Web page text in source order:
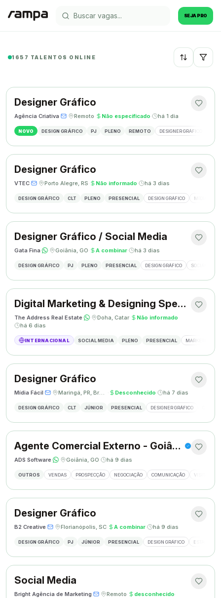
SEJA PRO
1657 TALENTOS ONLINE Recentes
Designer Gráfico
Agência Criativa· · Remoto· Não especificado· há 1 dia
NOVO DESIGN GRÁFICO PJ PLENO REMOTO DESIGNER GRÁFICO
Designer Gráfico
VTEC· · Porto Alegre, RS· Não informado· há 3 dias
DESIGN GRÁFICO CLT PLENO PRESENCIAL DESIGN GRÁFICO MÍDIAS
Designer Gráfico / Social Media
Gata Fina· · Goiânia, GO· A combinar· há 3 dias
DESIGN GRÁFICO PJ PLENO PRESENCIAL DESIGN GRÁFICO SOCIAL
Digital Marketing & Designing Specialist
The Address Real Estate· · Doha, Catar· Não informado·
há 6 dias
INTERNACIONAL SOCIAL MEDIA PLENO PRESENCIAL MARKETING
Designer Gráfico
Mídia Fácil· · Maringá, PR, Brasil · Desconhecido· há 7 dias
DESIGN GRÁFICO CLT JÚNIOR PRESENCIAL DESIGNER GRÁFICO
Agente Comercial Externo - Goiânia
ADS Software· · Goiânia, GO· há 9 dias
OUTROS VENDAS PROSPECÇÃO NEGOCIAÇÃO COMUNICAÇÃO VISITAS
Designer Gráfico
B2 Creative· · Florianópolis, SC· A combinar· há 9 dias
DESIGN GRÁFICO PJ JÚNIOR PRESENCIAL DESIGN GRÁFICO ESTÁGIO
Social Media
Bright Agência de Marketing· · Remoto· desconhecido·